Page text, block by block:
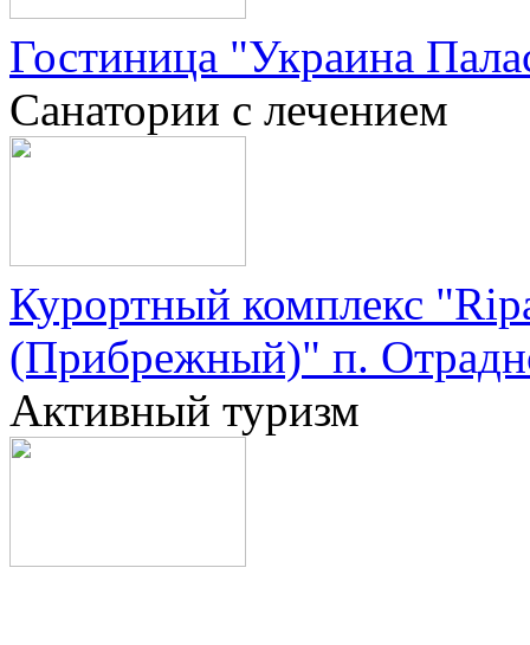
Гостиница "Украина
Санатории с лечением
Курортный комплекс
(Прибрежный)" п.
Активный туризм